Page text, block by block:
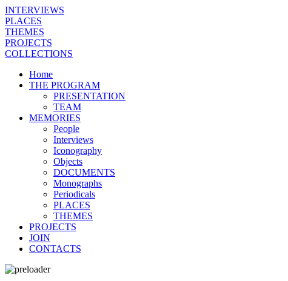
INTERVIEWS
PLACES
THEMES
PROJECTS
COLLECTIONS
Home
THE PROGRAM
PRESENTATION
TEAM
MEMORIES
People
Interviews
Iconography
Objects
DOCUMENTS
Monographs
Periodicals
PLACES
THEMES
PROJECTS
JOIN
CONTACTS